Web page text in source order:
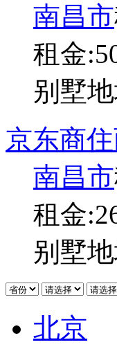
南昌市
租金
别墅
京东商
南昌市
租金
别墅
北京